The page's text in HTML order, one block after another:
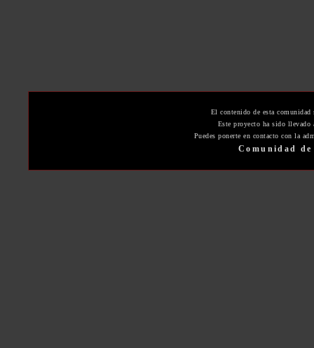
El contenido de esta
Este proyecto ha sido
Puedes ponerte en contacto con la
Comunidad